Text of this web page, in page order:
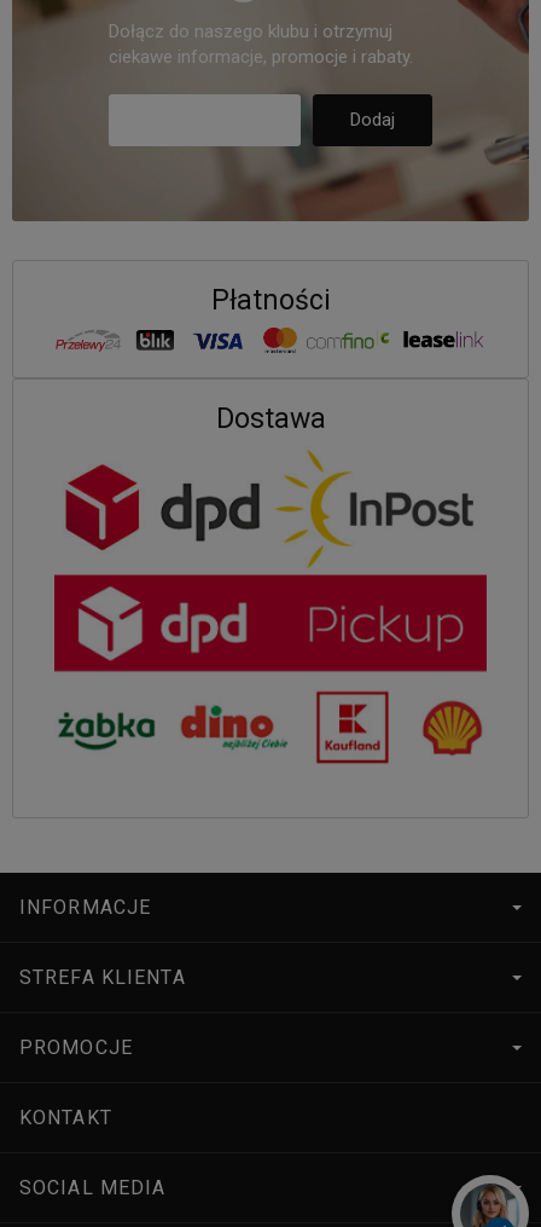
Dołącz do naszego klubu i otrzymuj
ciekawe informacje, promocje i rabaty.
Płatności
Dostawa
INFORMACJE
STREFA KLIENTA
PROMOCJE
KONTAKT
SOCIAL MEDIA